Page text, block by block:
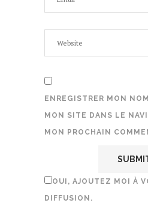
ENREGISTRER MON
MON SITE DANS LE
MON PROCHAIN
OUI, AJOUTEZ MOI À
DIFFUSION.